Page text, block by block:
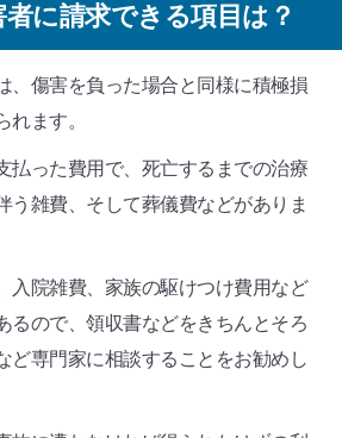
に請求できる項目は？
、傷害を負った場合と同様に積極損
れます。
払った費用で、死亡するまでの治療
う雑費、そして葬儀費などがありま
入院雑費、家族の駆けつけ費用など
るので、領収書などをきちんとそろ
ど専門家に相談することをお勧めし